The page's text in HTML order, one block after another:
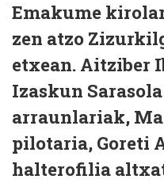
Emakume
zen atzo
etxean. Aitziber
Izaskun
arraunlariak,
pilotaria, Goreti
halterofilia